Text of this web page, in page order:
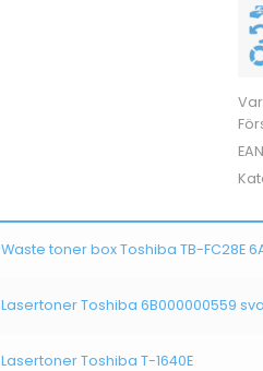
EAN
Waste toner box Toshiba TB-FC28E
Lasertoner Toshiba 6B000000559
Lasertoner Toshiba T-1640E